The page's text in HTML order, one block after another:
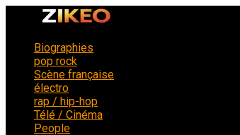
Biographies
pop rock
Scène française
électro
rap / hip-hop
Télé / Cinéma
People